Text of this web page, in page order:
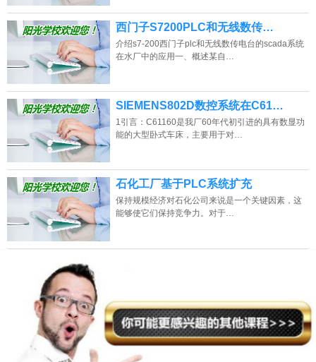
西门子S7200PLC和无线数传…
介绍s7-200西门子plc和无线数传电台的scada系统
在水厂中的应用一、概述某自…
SIEMENS802D数控系统在C61…
1引言：C61160是我厂60年代初引进的具有数显功
能的大型卧式车床，主要用于对…
石化工厂基于PLC系统扩充
保持规模经济对石化公司来说是一个关键因素，这
能够使它们保持竞争力。对于…